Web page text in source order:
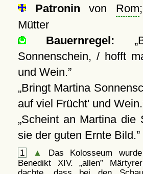
Patronin von Rom
Mütter
Bauernregel:
Sonnenschein, / hofft
und Wein.
Bringt Martina
auf viel Frücht' und Wein.
Scheint an Martina die
sie der guten Ernte Bild.
1 ▲ Das Kolosseum
Benedikt XIV. allen